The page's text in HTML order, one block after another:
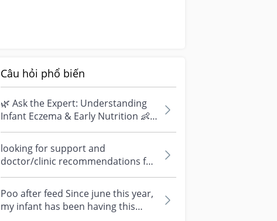
Câu hỏi phổ biến
🌿 Ask the Expert: Understanding
Infant Eczema & Early Nutrition 👶
Have questions about eczema,
sensi...
looking for support and
doctor/clinic recommendations for
a medical abortion i'm feeling really
over...
Poo after feed Since june this year,
my infant has been having this